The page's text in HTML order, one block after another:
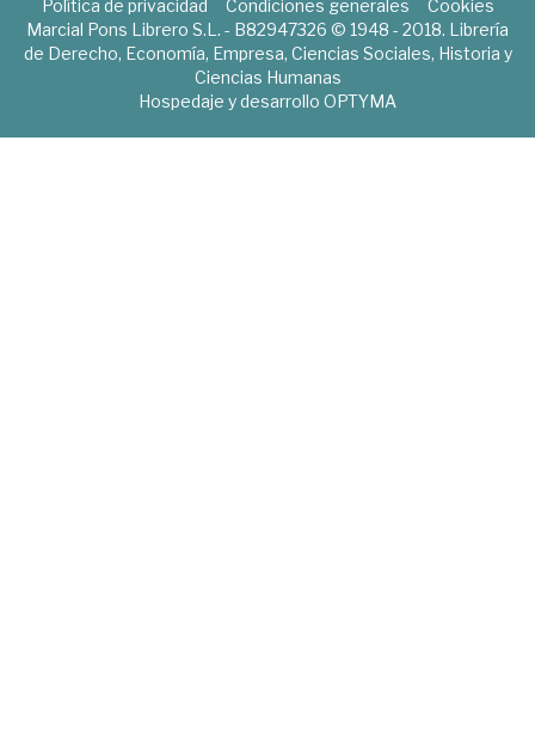
Política de privacidad Condiciones generales
Cookies
Marcial Pons Librero S.L. - B82947326 © 1948 - 2018. Librería
de Derecho, Economía, Empresa, Ciencias Sociales, Historia y
Ciencias Humanas
Hospedaje y desarrollo OPTYMA